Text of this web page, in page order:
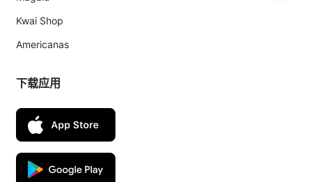
Kwai Shop
Americanas
下载应用